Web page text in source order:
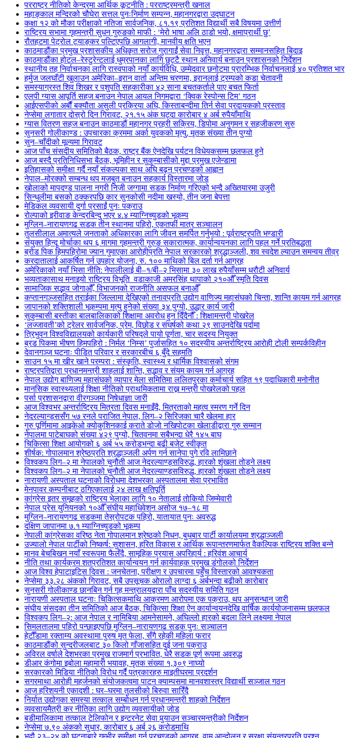
परराष्ट्र नीतिको केन्द्रमा आर्थिक कूटनीति : परराष्ट्रमन्त्री खनाल
महाङ्काल मन्दिरको चौघेरा सत्तल पुनःनिर्माण सम्पन्न, महानगरद्वारा उद्घाटन
कक्षा १२ को मौका परीक्षाको नतिजा सार्वजनिक, ८१.१९ प्रतिशत विद्यार्थी सबै विषयमा उत्तीर्ण
राष्ट्रिय सभामा गृहमन्त्री सुधन गुरुङको माफी : ‘मेरो भाषा अलि ठाडो भयो, क्षमाप्रार्थी छु’
रौतहटमा पेट्रोल ट्याङ्कर पल्टिएपछि आगलागी, मानवीय क्षति भएन
काठमाडौंका प्रमुख प्रशासकीय अधिकृत सरोज गुरागाईं सेवा निवृत्त, महानगरद्वारा सम्मानसहित बिदाइ
काठमाडौंका होटल–रेस्टुरेन्टलाई धुम्रपानका लागि छुट्टै स्थान अनिवार्य बनाउन प्रशासनको निर्देशन
स्थानीय तह निर्वाचनका लागि रास्वपाको नयाँ कार्यविधि, उम्मेदवार छनोटमा प्रारम्भिक निर्वाचनलाई ४० प्रतिशत भार
हर्मुज जलघाँटी खुलाउन अमेरिका–इरान वार्ता अन्तिम चरणमा, इरानलाई ट्रम्पको कडा चेतावनी
समस्याग्रस्त शिव शिखर र पशुपति सहकारीका ४२ साना बचतकर्ताले पाए बचत फिर्ता
एलपी ग्यास आपूर्ति सहज बनाउन नेपाल आयल निगमद्वारा ‘क्विक रेस्पोन्स टिम’ गठन
आईएसपीको अर्बौं बक्यौता असुली प्रक्रिया अघि, किस्ताबन्दीमा तिर्न सेवा प्रदायकको प्रस्ताव
नेप्सेमा लगातार दोस्रो दिन गिरावट, २१.१५ अंक घट्दा कारोबार ४ अर्ब रुपैयाँमाथि
ग्यास वितरण सहज बनाउन काठमाडौं महानगर प्रहरी सक्रिय, डिपोमा अनुगमन र सहजीकरण सुरु
सुनसरी गोलीकाण्ड : उपचारका क्रममा अर्का युवकको मृत्यु, मृतक संख्या तीन पुग्यो
सुन–चाँदीको मूल्यमा गिरावट
आज पाँच संसदीय समितिको बैठक, राष्ट्र बैंक ऐनदेखि पर्यटन विधेयकसम्म छलफल हुने
आज बस्दै प्रतिनिधिसभा बैठक, भूमिहीन र सुकुम्बासीको मुद्दा प्रमुख एजेन्डामा
इतिहासको समीक्षा गर्दै नयाँ संकल्पका साथ अघि बढ्न प्रचण्डको आह्वान
नेपाल–मोरक्को सम्बन्ध थप मजबुत बनाउन सहकार्य विस्तारमा जोड
खोलाको मापदण्ड पालना नगरी निजी जग्गामा सडक निर्माण गरिएको भन्दै अख्तियारमा उजुरी
सिन्धुलीमा बसको ठक्करपछि कार सुनकोसी नदीमा खस्यो, तीन जना बेपत्ता
मेडिकल व्यवसायी दुर्गा प्रसाईं पुनः पक्राउ
रोल्पाको इरीवाङ केन्द्रबिन्दु भएर ४.४ म्याग्निच्युडको भूकम्प
मुग्लिन–नारायणगढ सडक तीन स्थानमा पहिरो, एकतर्फी मात्र सञ्चालन
तुलसीलाल अमात्यले जनताको अधिकारका लागि जीवन समर्पित गर्नुभयो : पूर्वराष्ट्रपति भण्डारी
संयुक्त हिन्दू मोर्चाका थप ६ मागमा गृहमन्त्री गुरुङ सकारात्मक, कार्यान्वयनका लागि पहल गर्ने प्रतिबद्धता
ब्रोड पिक हिमपहिरोमा ज्यान गुमाएका आरोहीप्रति नेपाल सरकारको श्रद्धाञ्जली, शव स्वदेश ल्याउन समन्वय तीव्र
करदातालाई आकर्षित गर्न उपहार योजना, रु. १०० माथिको बिल दर्ता गर्न आग्रह
अमेरिकाको नयाँ भिसा नीति: नेपालीलाई बी–१/बी–२ भिसामा ३० लाख रुपैयाँसम्म धरौटी अनिवार्य
भव्यताकासाथ मनाइयो राष्ट्रिय विभूति वडाकाजी अमरसिंह थापाको २१०औँ स्मृति दिवस
सामाजिक सद्भाव जोगाऔँ, विभाजनको राजनीति असफल बनाऔँ
कप्तानगञ्जसहित तराईका जिल्लामा देखिएको तनावप्रति उद्योग वाणिज्य महासंघको चिन्ता, शान्ति कायम गर्न आग्रह
जापानको शक्तिशाली भूकम्पमा मृत्यु हुनेको संख्या ३४ पुग्यो, उद्धार कार्य जारी
सुकुम्बासी बस्तीका बालबालिकाको शिक्षामा अवरोध हुन दिँदैनौँ : शिक्षामन्त्री पोखरेल
‘लज्जावती’को ट्रेलर सार्वजनिक, प्रेम, विछोड र संघर्षको कथा २९ साउनदेखि पर्दामा
त्रिभुवन विश्वविद्यालयको कार्यकारी परिषद्ले पायो पूर्णता, चार सदस्य नियुक्त
ब्रड पिकमा भीषण हिमपहिरो : निर्मल ‘निम्स’ पुर्जासहित १० सदस्यीय अन्तर्राष्ट्रिय आरोही टोली सम्पर्कविहीन
देवानगञ्ज घटनाः पीडित परिवार र सरकारबीच ६ बुँदे सहमति
साउन १५ मा खीर खाने परम्परा : संस्कृति, स्वास्थ्य र धार्मिक विश्वासको संगम
राष्ट्रपतिद्वारा प्रधानमन्त्री शाहलाई शान्ति, सद्भाव र संयम कायम गर्न आग्रह
नेपाल उद्योग बाणिज्य महासंघको व्यापार मेला समितिमा ललितपुरका कर्माचार्य सहित १९ पदाधिकारी मनोनीत
मानसिक स्वास्थ्यलाई शिक्षा नीतिको प्राथमिकतामा राख्न मन्त्री पोखरेलको पहल
पर्सा प्रशासनद्वारा वीरगञ्जमा निषेधाज्ञा जारी
आज विश्वभर अन्तर्राष्ट्रिय मित्रता दिवस मनाइँदै, मित्रताको महत्व स्मरण गर्ने दिन
नेदरल्यान्ड्ससँग ५७ रनले पराजित नेपाल, लिग–२ सिरिजका चारै खेलमा हार
गुरु पूर्णिमामा आइकेओ क्योकुशिनकाई कराते डोजो नखिपोटका खेलाडीद्वारा गुरु सम्मान
नेपालमा पाटेबाघको संख्या ४२९ पुग्यो, चितवनमा सबैभन्दा धेरै १४५ बाघ
चिकित्सा शिक्षा आयोगको ६ अर्ब ५५ करोडभन्दा बढी बजेट स्वीकृत
शीर्षक: गोपालमान श्रेष्ठप्रति श्रद्धाञ्जली अर्पण गर्न सानेपा पुगे रवि लामिछाने
विश्वकप लिग–२ मा नेपालको चुनौती आज नेदरल्याण्ड्सविरुद्ध, हारको शृंखला तोड्ने लक्ष्य
विश्वकप लिग–२ मा नेपालको चुनौती आज नेदरल्याण्ड्सविरुद्ध, हारको शृंखला तोड्ने लक्ष्य
नारायणी अस्पताल घटनाको विरोधमा देशभरका अस्पतालमा सेवा प्रभावित
मेनपावर कम्पनीबाट ठगिएकालाई २४ लाख क्षतिपूर्ति
कांग्रेस इतर समूहको राष्ट्रिय भेलाका लागि १० नेतालाई तोकियो जिम्मेवारी
नेपाल प्रेस युनियनको १०औँ संघीय महाधिवेशन असोज १७–१८ मा
मुग्लिन–नारायणगढ सडकमा तेस्रोपटक पहिरो, यातायात पुनः अवरुद्ध
दक्षिण जापानमा ७.१ म्याग्निच्युडको भूकम्प
नेपाली कांग्रेसका वरिष्ठ नेता गोपालमान श्रेष्ठको निधन, बुधबार पार्टी कार्यालयमा श्रद्धाञ्जली
उज्यालो नेपाल पार्टीको निष्कर्ष: सुशासन, हरित विकास र आर्थिक रूपान्तरणमार्फत वैकल्पिक राष्ट्रिय शक्ति बन्ने
मानव बेचबिखन नयाँ स्वरूपमा फैलँदै, सामूहिक प्रयास अपरिहार्य : हरिवंश आचार्य
नीति तथा कार्यक्रम शतप्रतिशत कार्यान्वयन गर्न कार्यवाहक प्रमुख डंगोलको निर्देशन
आज विश्व हेपाटाइटिस दिवस : जनचेतना, परीक्षण र उपचारमा पहुँच विस्तारको आवश्यकता
नेप्सेमा ३३.२८ अंकको गिरावट, सबै उपसूचक ओरालो लाग्दा ६ अर्बभन्दा बढीको कारोबार
सुनसरी गोलीकाण्ड छानबिन गर्न गृह मन्त्रालयद्वारा पाँच सदस्यीय समिति गठन
नारायणी अस्पताल घटनाः चिकित्सकमाथि आक्रमण आरोपमा एक पक्राउ, थप अनुसन्धान जारी
संघीय संसदका तीन समितिको आज बैठक, चिकित्सा शिक्षा ऐन कार्यान्वयनदेखि वार्षिक कार्ययोजनासम्म छलफल
विश्वकप लिग–२: आज नेपाल र नामिबिया आमनेसामने, अघिल्लो हारको बदला लिने लक्ष्यमा नेपाल
सिमलतालमा पहिरो पन्छाइएपछि मुग्लिन–नारायणगढ सडक पुनः सञ्चालन
हेटौँडामा रक्ताम्य अवस्थामा पुरुष मृत फेला, सँगै रहेकी महिला फरार
काठमाडौंको सुन्दरीजलबाट ३० किलो गाँजासहित दुई जना पक्राउ
अविरल वर्षाले देशभरका प्रमुख राजमार्ग प्रभावित, धेरै सडक पूर्ण रूपमा अवरुद्ध
डीआर कंगोमा इबोला महामारी भयावह, मृतक संख्या १,३०९ नाघ्यो
सरकारको मिडिया नीतिको विरोध गर्दै पत्रकारहरु माइतीघरमा प्रदर्शन
सगरमाथा आरोही महर्जनको संयोजकत्वमा पाटन क्याम्पसमा मानवशास्त्र विद्यार्थी सञ्जाल गठन
आज हरिशयनी एकादशी : घर–घरमा तुलसीको बिरुवा सारिँदै
निर्यात उद्योगका समस्या तत्काल सम्बोधन गर्न प्रधानमन्त्री शाहको निर्देशन
व्यवसायमैत्री कर नीतिका लागि उद्योग व्यवसायीको जोड
बडीमालिकामा तत्काल टेलिफोन र इन्टरनेट सेवा पुर्‍याउन सञ्चारमन्त्रीको निर्देशन
नेप्सेमा ७.९० अंकको सुधार, कारोबार ६ अर्ब २६ करोडमाथि
भदौ २३–२४ को घटनाबारे गम्भीर समीक्षा गर्न प्रचण्डको आग्रह, वाम आन्दोलन र सुरक्षा संयन्त्रप्रति प्रश्न